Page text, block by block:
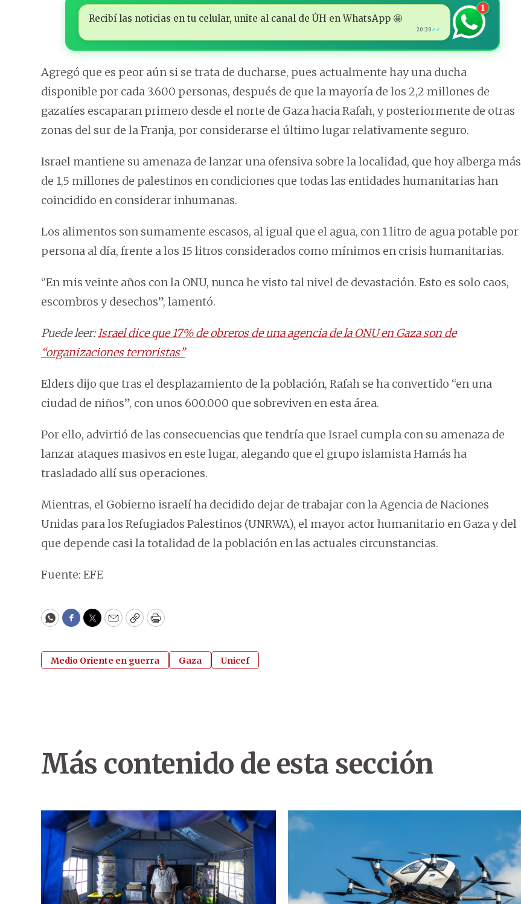
Recibí las noticias en tu celular, unite al canal de ÚH en WhatsApp 🤩
20:20 ✓✓
1
Agregó que es peor aún si se trata de ducharse, pues actualmente hay una ducha
disponible por cada 3.600 personas, después de que la mayoría de los 2,2 millones de
gazatíes escaparan primero desde el norte de Gaza hacia Rafah, y posteriormente de otras
zonas del sur de la Franja, por considerarse el último lugar relativamente seguro.
Israel mantiene su amenaza de lanzar una ofensiva sobre la localidad, que hoy alberga más
de 1,5 millones de palestinos en condiciones que todas las entidades humanitarias han
coincidido en considerar inhumanas.
Los alimentos son sumamente escasos, al igual que el agua, con 1 litro de agua potable por
persona al día, frente a los 15 litros considerados como mínimos en crisis humanitarias.
“En mis veinte años con la ONU, nunca he visto tal nivel de devastación. Esto es solo caos,
escombros y desechos”, lamentó.
Puede leer:Israel dice que 17% de obreros de una agencia de la ONU en Gaza son de
“organizaciones terroristas”
Elders dijo que tras el desplazamiento de la población, Rafah se ha convertido “en una
ciudad de niños”, con unos 600.000 que sobreviven en esta área.
Por ello, advirtió de las consecuencias que tendría que Israel cumpla con su amenaza de
lanzar ataques masivos en este lugar, alegando que el grupo islamista Hamás ha
trasladado allí sus operaciones.
Mientras, el Gobierno israelí ha decidido dejar de trabajar con la Agencia de Naciones
Unidas para los Refugiados Palestinos (UNRWA), el mayor actor humanitario en Gaza y del
que depende casi la totalidad de la población en las actuales circunstancias.
Fuente: EFE
WhatsApp
Facebook
Twitter
EmailCopyPrint
Medio Oriente en guerra Gaza Unicef
Más contenido de esta sección